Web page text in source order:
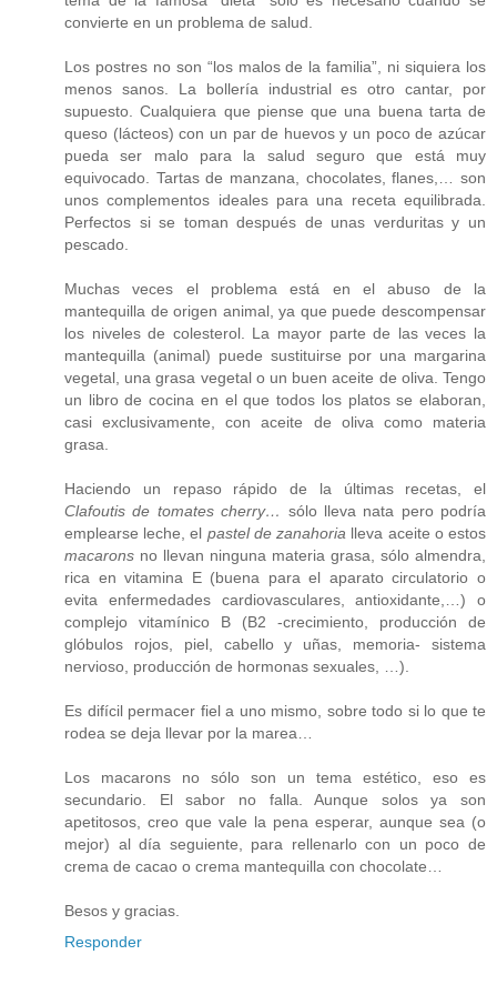
convierte en un problema de salud.
Los postres no son “los malos de la familia”, ni siquiera los
menos sanos. La bollería industrial es otro cantar, por
supuesto. Cualquiera que piense que una buena tarta de
queso (lácteos) con un par de huevos y un poco de azúcar
pueda ser malo para la salud seguro que está muy
equivocado. Tartas de manzana, chocolates, flanes,… son
unos complementos ideales para una receta equilibrada.
Perfectos si se toman después de unas verduritas y un
pescado.
Muchas veces el problema está en el abuso de la
mantequilla de origen animal, ya que puede descompensar
los niveles de colesterol. La mayor parte de las veces la
mantequilla (animal) puede sustituirse por una margarina
vegetal, una grasa vegetal o un buen aceite de oliva. Tengo
un libro de cocina en el que todos los platos se elaboran,
casi exclusivamente, con aceite de oliva como materia
grasa.
Haciendo un repaso rápido de la últimas recetas, el
Clafoutis de tomates cherry… sólo lleva nata pero podría
emplearse leche, el pastel de zanahoria lleva aceite o estos
macarons no llevan ninguna materia grasa, sólo almendra,
rica en vitamina E (buena para el aparato circulatorio o
evita enfermedades cardiovasculares, antioxidante,…) o
complejo vitamínico B (B2 -crecimiento, producción de
glóbulos rojos, piel, cabello y uñas, memoria- sistema
nervioso, producción de hormonas sexuales, …).
Es difícil permacer fiel a uno mismo, sobre todo si lo que te
rodea se deja llevar por la marea…
Los macarons no sólo son un tema estético, eso es
secundario. El sabor no falla. Aunque solos ya son
apetitosos, creo que vale la pena esperar, aunque sea (o
mejor) al día seguiente, para rellenarlo con un poco de
crema de cacao o crema mantequilla con chocolate…
Besos y gracias.
Responder